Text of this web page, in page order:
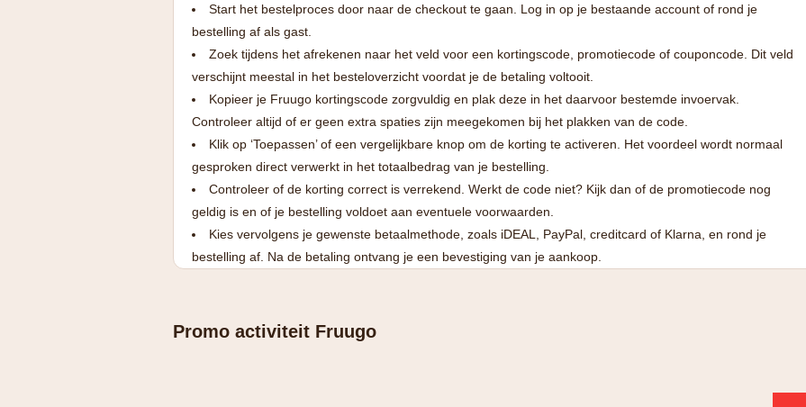
Start het bestelproces door naar de checkout te gaan. Log in op je bestaande account of rond je
bestelling af als gast.
Zoek tijdens het afrekenen naar het veld voor een kortingscode, promotiecode of couponcode. Dit veld
verschijnt meestal in het besteloverzicht voordat je de betaling voltooit.
Kopieer je Fruugo kortingscode zorgvuldig en plak deze in het daarvoor bestemde invoervak.
Controleer altijd of er geen extra spaties zijn meegekomen bij het plakken van de code.
Klik op ‘Toepassen’ of een vergelijkbare knop om de korting te activeren. Het voordeel wordt normaal
gesproken direct verwerkt in het totaalbedrag van je bestelling.
Controleer of de korting correct is verrekend. Werkt de code niet? Kijk dan of de promotiecode nog
geldig is en of je bestelling voldoet aan eventuele voorwaarden.
Kies vervolgens je gewenste betaalmethode, zoals iDEAL, PayPal, creditcard of Klarna, en rond je
bestelling af. Na de betaling ontvang je een bevestiging van je aankoop.
Promo activiteit Fruugo